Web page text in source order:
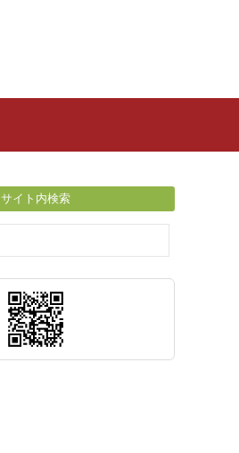
サイト内検索